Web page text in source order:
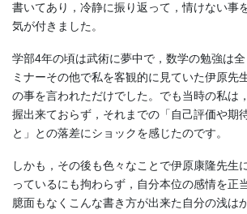
書いてあり，冷静に振り返って，情けない事
気が付きました。
学部4年の頃は武術に夢中で，数学の勉強は
ミナーその他で私を客観的に見ていた伊原先
の事を言われただけでした。でも当時の私は
握出来ておらず，それまでの「自己評価や期
と」との落差にショックを感じたのです。
しかも，その後も色々なことで伊原康隆先生
っているにも拘わらず，自分本位の感情を正
臆面もなくこんな書き方が出来た自分の浅は